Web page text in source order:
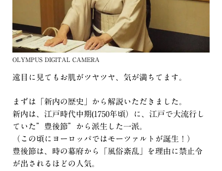
OLYMPUS DIGITAL CAMERA
遠目に見てもお肌がツヤツヤ、気が満ちてます。
まずは「新内の歴史」から解説いただきました。
新内は、江戸時代中期(1750年頃）に、江戸で大流行し
ていた”豊後節”から派生した一派。
（この頃にヨーロッパではモーツァルトが誕生！）
豊後節は、時の幕府から「風俗紊乱」を理由に禁止令
が出されるほどの人気。